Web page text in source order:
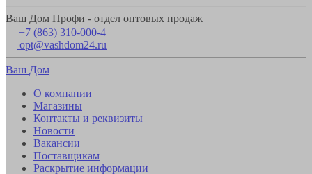
Ваш Дом Профи - отдел оптовых продаж
+7 (863) 310-000-4
opt@vashdom24.ru
Ваш Дом
О компании
Магазины
Контакты и реквизиты
Новости
Вакансии
Поставщикам
Раскрытие информации